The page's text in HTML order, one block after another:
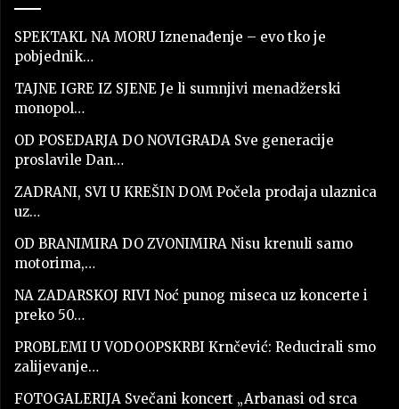
SPEKTAKL NA MORU Iznenađenje – evo tko je
pobjednik…
TAJNE IGRE IZ SJENE Je li sumnjivi menadžerski
monopol…
OD POSEDARJA DO NOVIGRADA Sve generacije
proslavile Dan…
ZADRANI, SVI U KREŠIN DOM Počela prodaja ulaznica
uz…
OD BRANIMIRA DO ZVONIMIRA Nisu krenuli samo
motorima,…
NA ZADARSKOJ RIVI Noć punog miseca uz koncerte i
preko 50…
PROBLEMI U VODOOPSKRBI Krnčević: Reducirali smo
zalijevanje…
FOTOGALERIJA Svečani koncert „Arbanasi od srca